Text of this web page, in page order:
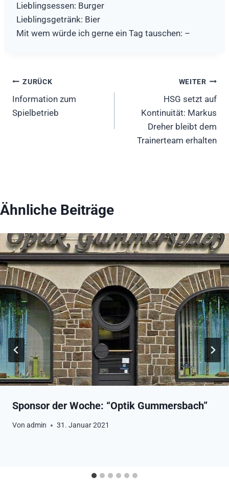
Lieblingsessen: Burger
Lieblingsgetränk: Bier
Mit wem würde ich gerne ein Tag tauschen: –
Beitragsnavigation
ZURÜCK
Information zum
Spielbetrieb
WEITER
HSG setzt auf
Kontinuität: Markus
Dreher bleibt dem
Trainerteam erhalten
Ähnliche Beiträge
Sponsor der Woche: “Optik Gummersbach”
Von admin 31. Januar 2021